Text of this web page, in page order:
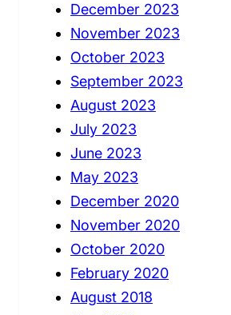
December 2023
November 2023
October 2023
September 2023
August 2023
July 2023
June 2023
May 2023
December 2020
November 2020
October 2020
February 2020
August 2018